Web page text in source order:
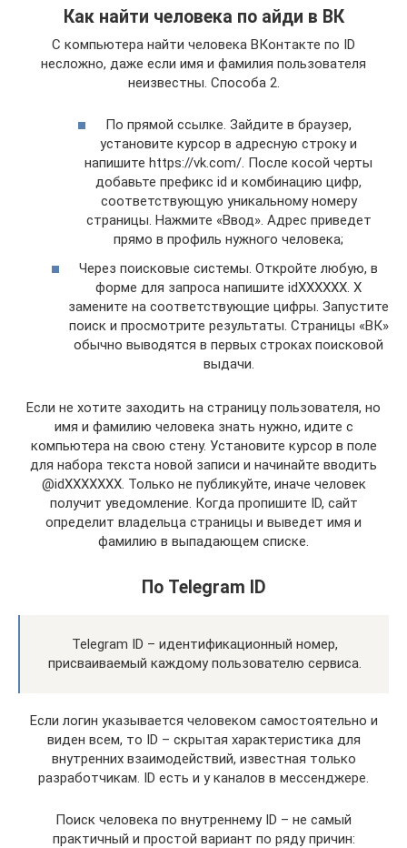
Как найти человека по айди в ВК
С компьютера найти человека ВКонтакте по ID
несложно, даже если имя и фамилия пользователя
неизвестны. Способа 2.
По прямой ссылке. Зайдите в браузер,
установите курсор в адресную строку и
напишите https://vk.com/. После косой черты
добавьте префикс id и комбинацию цифр,
соответствующую уникальному номеру
страницы. Нажмите «Ввод». Адрес приведет
прямо в профиль нужного человека;
Через поисковые системы. Откройте любую, в
форме для запроса напишите idXXXXXX. X
замените на соответствующие цифры. Запустите
поиск и просмотрите результаты. Страницы «ВК»
обычно выводятся в первых строках поисковой
выдачи.
Если не хотите заходить на страницу пользователя, но
имя и фамилию человека знать нужно, идите с
компьютера на свою стену. Установите курсор в поле
для набора текста новой записи и начинайте вводить
@idXXXXXXX. Только не публикуйте, иначе человек
получит уведомление. Когда пропишите ID, сайт
определит владельца страницы и выведет имя и
фамилию в выпадающем списке.
По Telegram ID
Telegram ID – идентификационный номер,
присваиваемый каждому пользователю сервиса.
Если логин указывается человеком самостоятельно и
виден всем, то ID – скрытая характеристика для
внутренних взаимодействий, известная только
разработчикам. ID есть и у каналов в мессенджере.
Поиск человека по внутреннему ID – не самый
практичный и простой вариант по ряду причин: